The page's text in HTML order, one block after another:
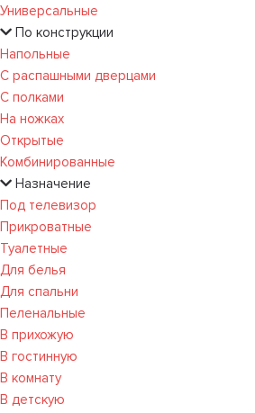
Универсальные
По конструкции
Напольные
С распашными дверцами
С полками
На ножках
Открытые
Комбинированные
Назначение
Под телевизор
Прикроватные
Туалетные
Для белья
Для спальни
Пеленальные
В прихожую
В гостинную
В комнату
В детскую